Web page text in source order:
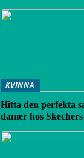
KVINNA
Hitta den perfekta
damer hos Skechers